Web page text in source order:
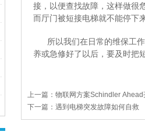
接，以便查找故障，这样做很
而厅门被短接电梯就不能停下
所以我们在日常的维保工作
养或急修好了以后，要及时把
上一篇： 物联网方案Schindler
下一篇： 遇到电梯突发故障如何自救